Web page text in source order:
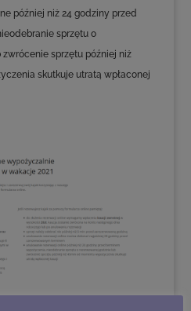
później niż 24 godziny przed
sprzętu o
sprzętu później niż
skutkuje utratą wpłaconej